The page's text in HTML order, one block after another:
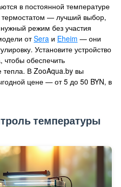
в постоянной температуре
— лучший выбор,
режим без участия
отSera и Eheim — они
Установите устройство
чтобы обеспечить
тепла. В ZooAqua.by вы
цене — от 5 до 50 BYN, в
температуры